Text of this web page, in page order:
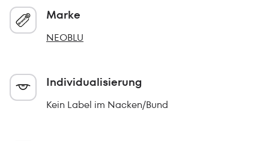
Marke
NEOBLU
Individualisierung
Kein Label im Nacken/Bund